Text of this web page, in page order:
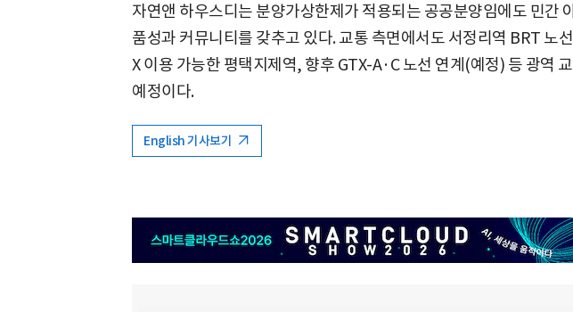
자연앤 하우스디는 분양가상한제가 적용되는 공공분양임에도 민간
품성과 커뮤니티를 갖추고 있다. 교통 측면에서도 서정리역 BRT 노
X 이용 가능한 평택지제역, 향후 GTX-A·C 노선 연계(예정) 등 광역
예정이다.
English 기사보기